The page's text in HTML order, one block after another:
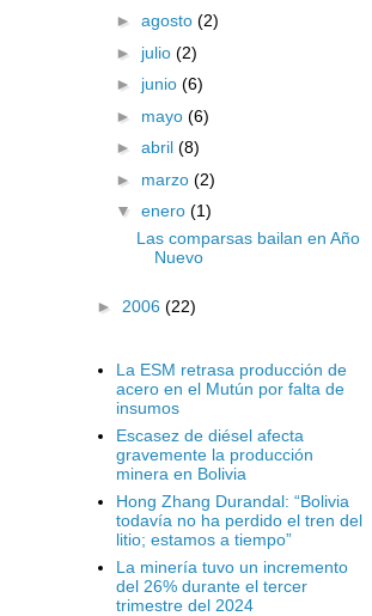
►agosto(2)
► julio(2)
► junio(6)
► mayo(6)
►abril(8)
► marzo(2)
▼enero(1)
Las comparsas bailan en Año
Nuevo
► 2006 (22)
La ESM retrasa producción de
acero en el Mutún por falta de
insumos
Escasez de diésel afecta
gravemente la producción
minera en Bolivia
Hong Zhang Durandal: “Bolivia
todavía no ha perdido el tren del
litio; estamos a tiempo”
La minería tuvo un incremento
del 26% durante el tercer
trimestre del 2024